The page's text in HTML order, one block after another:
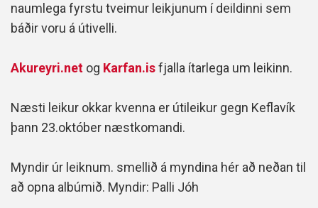
naumlega fyrstu tveimur leikjunum í deildinni sem
báðir voru á útivelli.
Akureyri.net og Karfan.isfjalla ítarlega um leikinn.
Næsti leikur okkar kvenna er útileikur gegn Keflavík
þann 23.október næstkomandi.
Myndir úr leiknum. smellið á myndina hér að neðan til
að opna albúmið. Myndir: Palli Jóh